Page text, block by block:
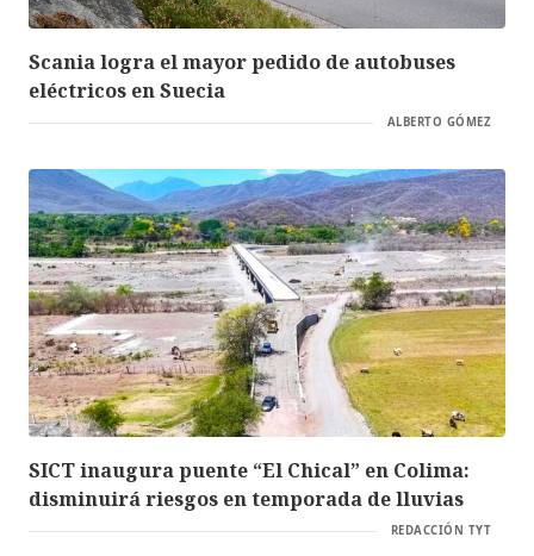
Scania logra el mayor pedido de autobuses
eléctricos en Suecia
ALBERTO GÓMEZ
SICT inaugura puente “El Chical” en Colima:
disminuirá riesgos en temporada de lluvias
REDACCIÓN TYT